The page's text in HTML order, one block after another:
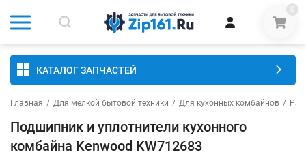
0
КАТАЛОГ ЗАПЧАСТЕЙ
Главная / Для мелкой бытовой техники / Для кухонных комбайнов /
Подшипник и уплотнители кухонного
комбайна Kenwood KW712683